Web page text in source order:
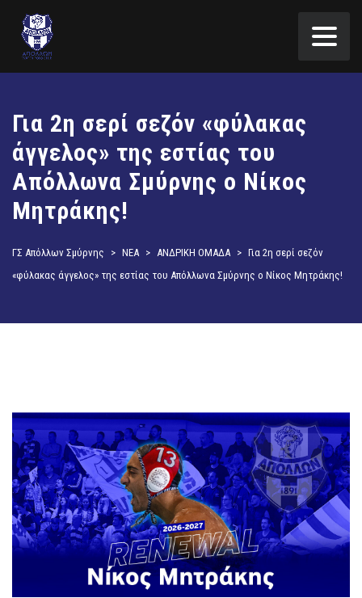
Για 2η σερί σεζόν «φύλακας
άγγελος» της εστίας του
Απόλλωνα Σμύρνης ο Νίκος
Μητράκης!
ΓΣ Απόλλων Σμύρνης > ΝΕΑ > ΑΝΔΡΙΚΗ ΟΜΑΔΑ > Για 2η σερί σεζόν
«φύλακας άγγελος» της εστίας του Απόλλωνα Σμύρνης ο Νίκος Μητράκης!